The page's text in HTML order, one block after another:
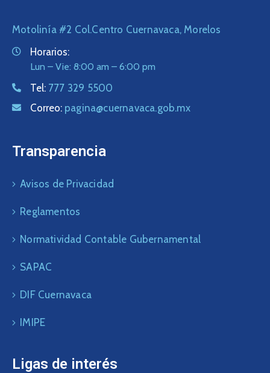
Motolinía #2 Col.Centro Cuernavaca, Morelos
Horarios:
Lun – Vie: 8:00 am – 6:00 pm
Tel: 777 329 5500
Correo: pagina@cuernavaca.gob.mx
Transparencia
Avisos de Privacidad
Reglamentos
Normatividad Contable Gubernamental
SAPAC
DIF Cuernavaca
IMIPE
Ligas de interés